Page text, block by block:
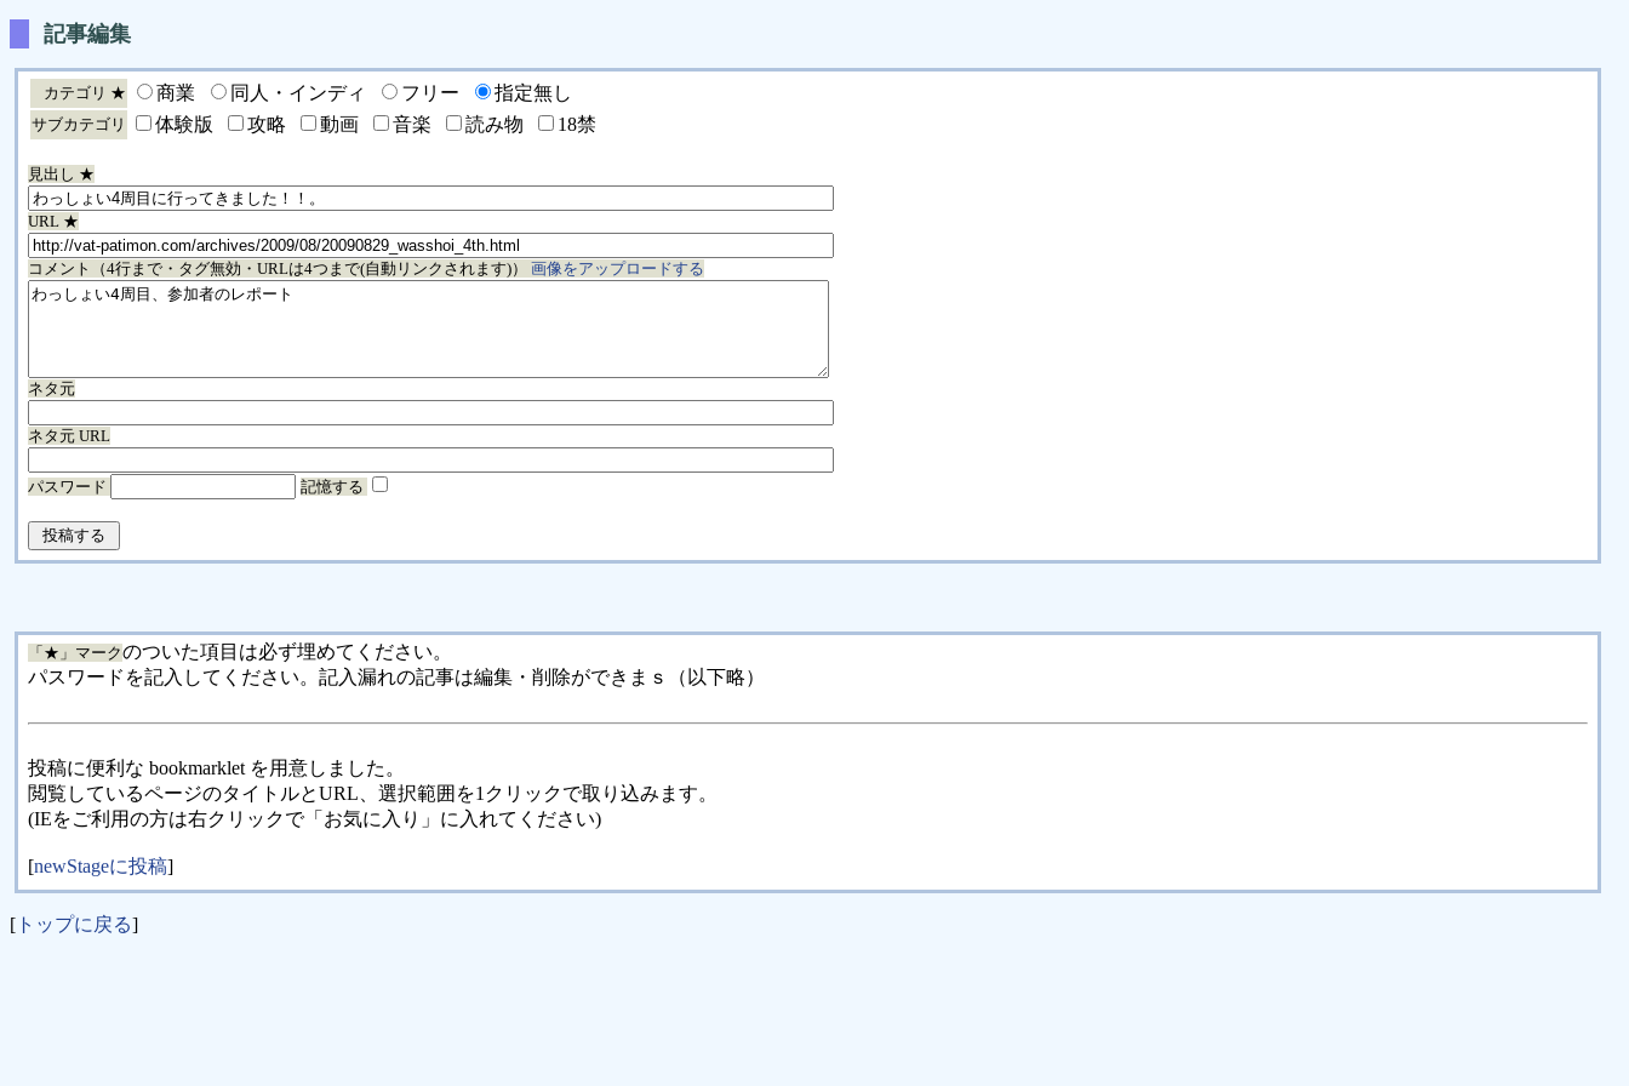
記事編集
カテゴリ ★ 商業 同人・インディ フリー 指定無し
サブカテゴリ 体験版 攻略 動画 音楽 読み物 18禁
見出し ★
URL ★
コメント（4行まで・タグ無効・URLは4つまで(自動リンクされます)） 画像をアップロードする
ネタ元
ネタ元 URL
パスワード 記憶する
「★」マークのついた項目は必ず埋めてください。
パスワードを記入してください。記入漏れの記事は編集・削除ができまｓ（以下略）
投稿に便利な bookmarklet を用意しました。
閲覧しているページのタイトルとURL、選択範囲を1クリックで取り込みます。
(IEをご利用の方は右クリックで「お気に入り」に入れてください)
[newStageに投稿]
[ トップに戻る]